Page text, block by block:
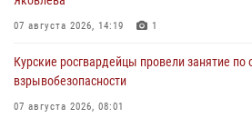
07 августа 2026, 14:19 1
Курские росгвардейцы провели занятие по
взрывобезопасности
07 августа 2026, 08:01